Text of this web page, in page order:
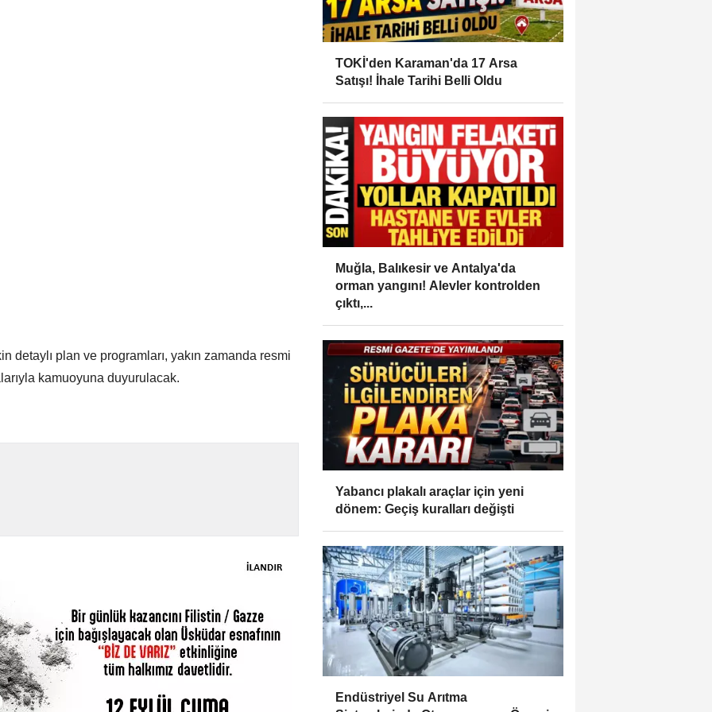
detaylı plan ve programları, yakın zamanda resmi
kamuoyuna duyurulacak.
TOKİ'den Karaman'da 17 Arsa
Satışı! İhale Tarihi Belli Oldu
Muğla, Balıkesir ve Antalya'da
orman yangını! Alevler kontrolden
çıktı,...
Yabancı plakalı araçlar için yeni
dönem: Geçiş kuralları değişti
Endüstriyel Su Arıtma